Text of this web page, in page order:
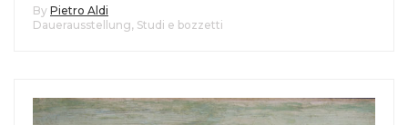
By Pietro Aldi
Dauerausstellung, Studi e bozzetti